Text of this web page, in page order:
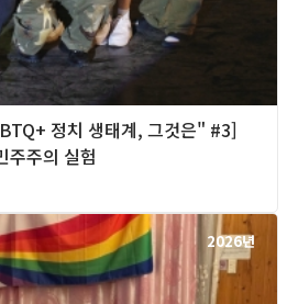
정치 생태계, 그것은" #3]
주주의 실험
2026년